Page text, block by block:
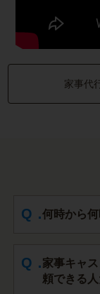
家事代
何時から
家事キャ
頼できる